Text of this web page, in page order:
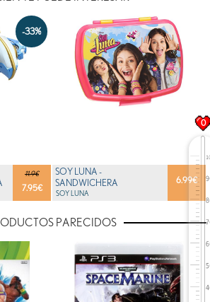
-33%
11.9€
7.95€
6.99€
SOY LUNA -
SANDWICHERA
RECTANGULAR DE SOY
SOY LUNA
PARECIDOS
0